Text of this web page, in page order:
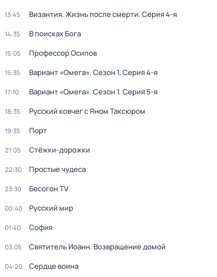
13:45 Византия. Жизнь после смерти. Серия 4-я
14:35 В поисках Бога
15:05 Пpофессор Осипoв
15:35 Вариант «Омега». Сезон 1. Серия 4-я
17:10 Вариант «Омега». Сезон 1. Серия 5-я
18:35 Русский ковчег с Яном Таксюром
19:35 Порт
21:05 Стёжки-дорожки
22:30 Простые чудеса
23:30 Бесогон TV
00:40 Русский мир
01:40 София
03:05 Святитель Иоанн. Возвращение домой
04:20 Сердце воина